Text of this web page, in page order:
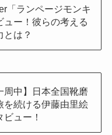
「ランページモンキ
ュー！彼らの考える
とは？
周中】日本全国靴磨
を続ける伊藤由里絵
ュー！